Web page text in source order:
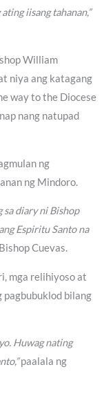
iisang tahanan,”
William
niya ang katagang
way to the Diocese
nang natupad
ng
ng Mindoro.
sa diary ni Bishop
Espiritu Santo na
Cuevas.
mga relihiyoso at
pagbubuklod bilang
Huwag nating
paalala ng